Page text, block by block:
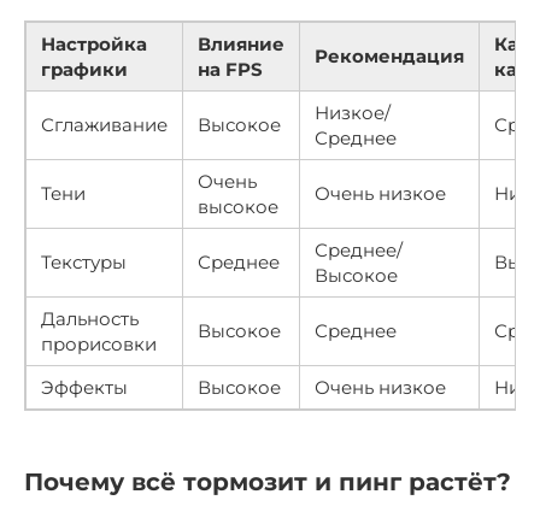
Настройка
графики
Влияние
на FPS
Рекомендация
Сглаживание Высокое
Низкое/
Среднее
Тени
Очень
высокое
Очень низкое
Текстуры Среднее
Среднее/
Высокое
Дальность
прорисовки
Высокое Среднее
Эффекты Высокое Очень низкое
Почему всё тормозит и пинг растёт?